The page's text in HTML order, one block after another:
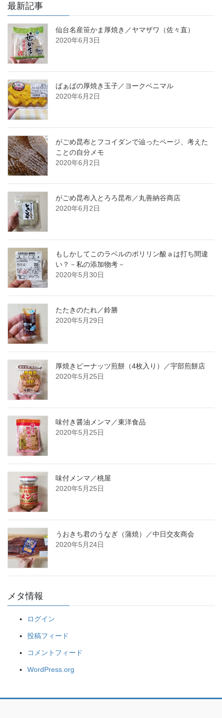
最新記事
仙台名産笹かま厚焼き／ヤマザワ（佐々直）
2020年6月3日
ばぁばの厚焼き玉子／ヨークベニマル
2020年6月2日
がごめ昆布とフコイダンで辿ったページ、考えた
ことの自分メモ
2020年6月2日
がごめ昆布入とろろ昆布／丸善納谷商店
2020年6月2日
もしかしてこのラベルのポリリン酸ａは打ち間違
い？－私の添加物考－
2020年5月30日
たたきのたれ／鈴勝
2020年5月29日
厚焼きピーナッツ煎餅（4枚入り）／宇部煎餅店
2020年5月25日
味付き醤油メンマ／東洋食品
2020年5月25日
味付メンマ／桃屋
2020年5月25日
うおきち君のうなぎ（蒲焼）／中日交友商会
2020年5月24日
メタ情報
ログイン
投稿フィード
コメントフィード
WordPress.org